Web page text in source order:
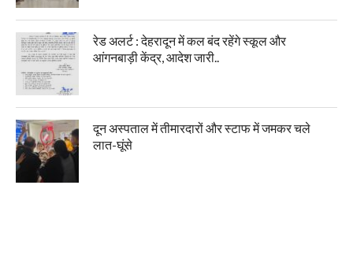
रेड अलर्ट : देहरादून में कल बंद रहेंगे स्कूल और
आंगनबाड़ी केंद्र, आदेश जारी..
दून अस्पताल में तीमारदारों और स्टाफ में जमकर चले
लात-घूंसे